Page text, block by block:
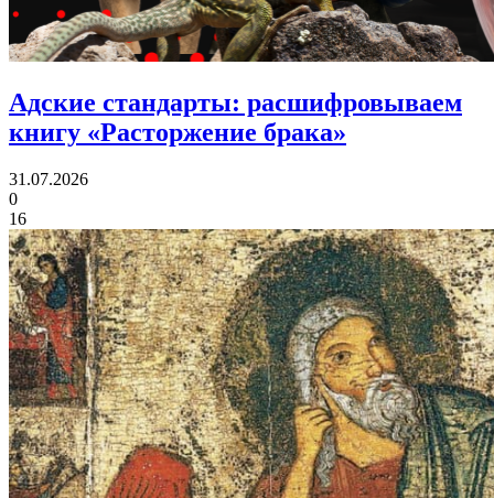
Адские стандарты: расшифровываем
книгу «Расторжение брака»
31.07.2026
0
16